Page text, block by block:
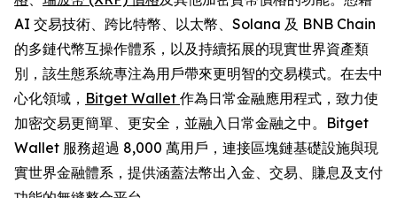
AI 交易技術、跨比特幣、以太幣、Solana 及 BNB Chain
的多鏈代幣互操作體系，以及持續拓展的現實世界資產類
別，該生態系統專注為用戶帶來更明智的交易模式。在去中
心化領域， Bitget Wallet 作為日常金融應用程式，致力使
加密交易更簡單、更安全，並融入日常金融之中。Bitget
Wallet 服務超過 8,000 萬用戶，連接區塊鏈基礎設施與現
實世界金融體系，提供涵蓋法幣出入金、交易、賺息及支付